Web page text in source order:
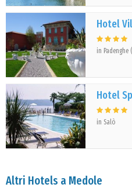
Hotel
in Padenghe
Hotel
in Salò
Altri Hotels a Medole